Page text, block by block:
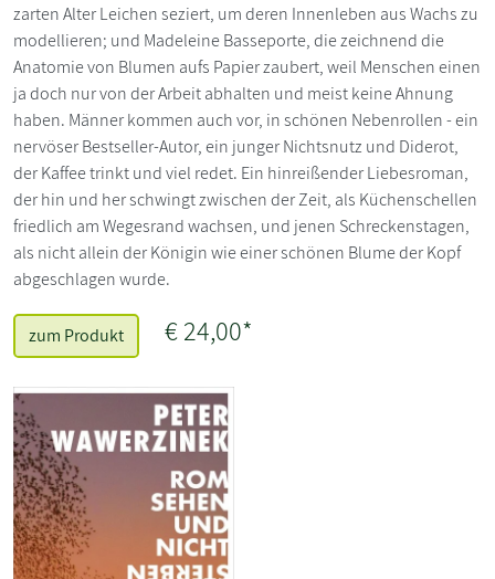
zarten Alter Leichen seziert, um deren Innenleben aus Wachs zu
modellieren; und Madeleine Basseporte, die zeichnend die
Anatomie von Blumen aufs Papier zaubert, weil Menschen einen
ja doch nur von der Arbeit abhalten und meist keine Ahnung
haben. Männer kommen auch vor, in schönen Nebenrollen - ein
nervöser Bestseller-Autor, ein junger Nichtsnutz und Diderot,
der Kaffee trinkt und viel redet. Ein hinreißender Liebesroman,
der hin und her schwingt zwischen der Zeit, als Küchenschellen
friedlich am Wegesrand wachsen, und jenen Schreckenstagen,
als nicht allein der Königin wie einer schönen Blume der Kopf
abgeschlagen wurde.
zum Produkt € 24,00*